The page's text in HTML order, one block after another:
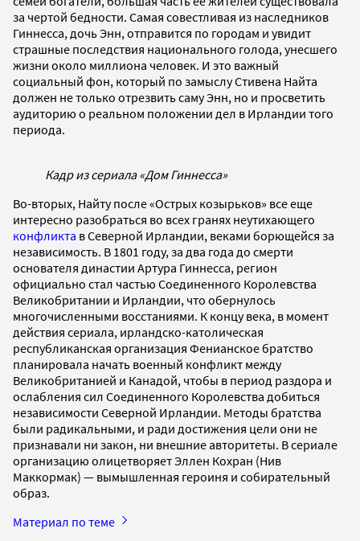
за чертой бедности. Самая совестливая из наследников
Гиннесса, дочь Энн, отправится по городам и увидит
страшные последствия национального голода, унесшего
жизни около миллиона человек. И это важный
социальный фон, который по замыслу Стивена Найта
должен не только отрезвить саму Энн, но и просветить
аудиторию о реальном положении дел в Ирландии того
периода.
Кадр из сериала «Дом Гиннесса»
Во-вторых, Найту после «Острых козырьков» все еще
интересно разобраться во всех гранях неутихающего
конфликта в Северной Ирландии, веками борющейся за
независимость. В 1801 году, за два года до смерти
основателя династии Артура Гиннесса, регион
официально стал частью Соединенного Королевства
Великобритании и Ирландии, что обернулось
многочисленными восстаниями. К концу века, в момент
действия сериала, ирландско-католическая
республиканская организация Фенианское братство
планировала начать военный конфликт между
Великобританией и Канадой, чтобы в период раздора и
ослабления сил Соединенного Королевства добиться
независимости Северной Ирландии. Методы братства
были радикальными, и ради достижения цели они не
признавали ни закон, ни внешние авторитеты. В сериале
организацию олицетворяет Эллен Кохран (Нив
Маккормак) — вымышленная героиня и собирательный
образ.
Материал по теме